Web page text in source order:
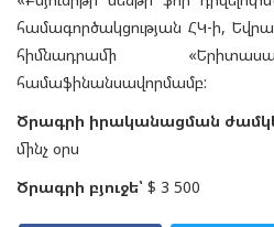
համագործակցության ՀԿ-ի,
հիմնադրամի
համաֆինանսավորմամբ:
Ծրագրի իրականացման
մինչ օրս
Ծրագրի բյուջե՝ $ 3 500